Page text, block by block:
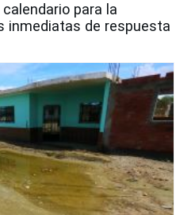
para la
inmediatas de respuesta